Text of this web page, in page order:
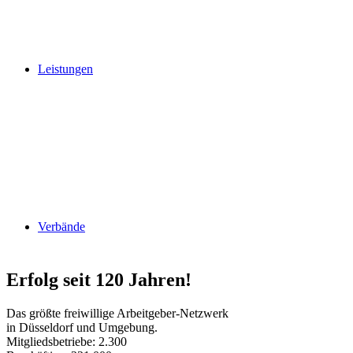
Leistungen
Verbände
Erfolg seit 120 Jahren!
Das größte freiwillige Arbeitgeber-Netzwerk
in Düsseldorf und Umgebung.
Mitgliedsbetriebe: 2.300